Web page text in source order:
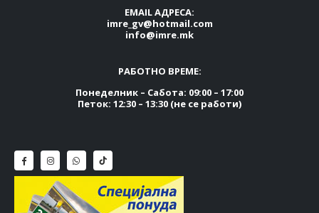
EMAIL АДРЕСА:
imre_gv@hotmail.com
info@imre.mk
РАБОТНО ВРЕМЕ:
Понеделник – Сабота: 09:00 – 17:00
Петок: 12:30 – 13:30 (не се работи)